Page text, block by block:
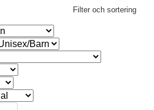
Filter och sortering